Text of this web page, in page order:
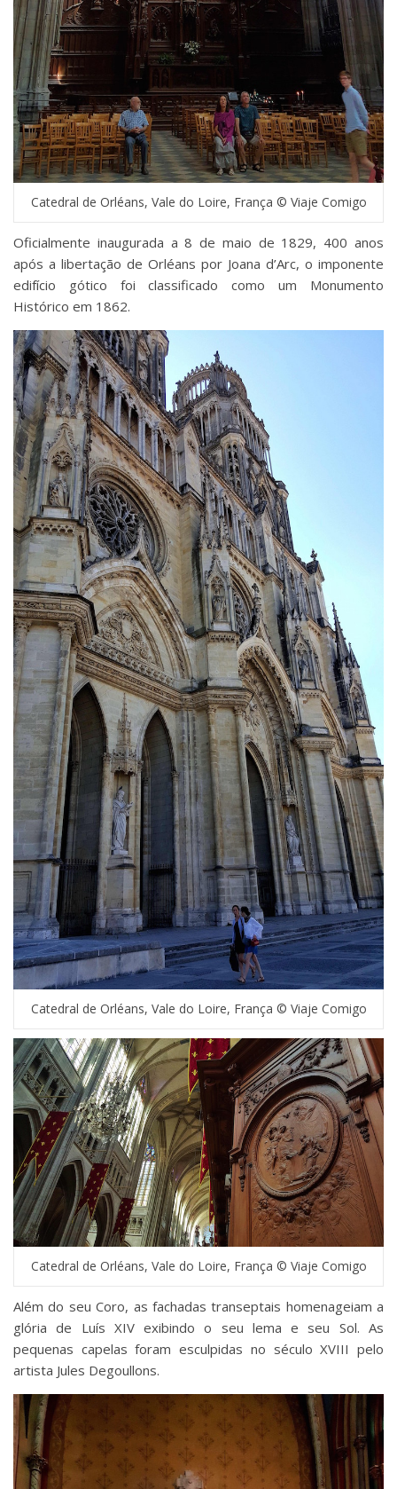
Catedral de Orléans, Vale do Loire, França © Viaje Comigo
Oficialmente inaugurada a 8 de maio de 1829, 400 anos
após a libertação de Orléans por Joana d’Arc, o imponente
edifício gótico foi classificado como um Monumento
Histórico em 1862.
Catedral de Orléans, Vale do Loire, França © Viaje Comigo
Catedral de Orléans, Vale do Loire, França © Viaje Comigo
Além do seu Coro, as fachadas transeptais homenageiam a
glória de Luís XIV exibindo o seu lema e seu Sol. As
pequenas capelas foram esculpidas no século XVIII pelo
artista Jules Degoullons.